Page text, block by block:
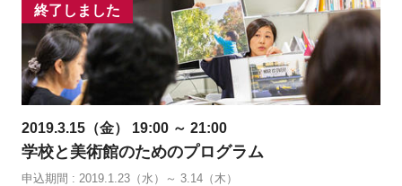
終了しました
2019.3.15（金） 19:00 ～ 21:00
学校と美術館のためのプログラム
申込期間 : 2019.1.23（水）～ 3.14（木）